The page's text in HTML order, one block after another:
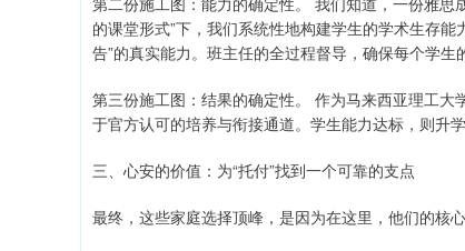
的课堂形式”下，我们系统性地构建学生的学术生存
告”的真实能力。班主任的全过程督导，确保每个学生
第三份施工图：结果的确定性。 作为马来西亚理工
于官方认可的培养与衔接通道。学生能力达标，则升
三、心安的价值：为“托付”找到一个可靠的支点
最终，这些家庭选择顶峰，是因为在这里，他们的核